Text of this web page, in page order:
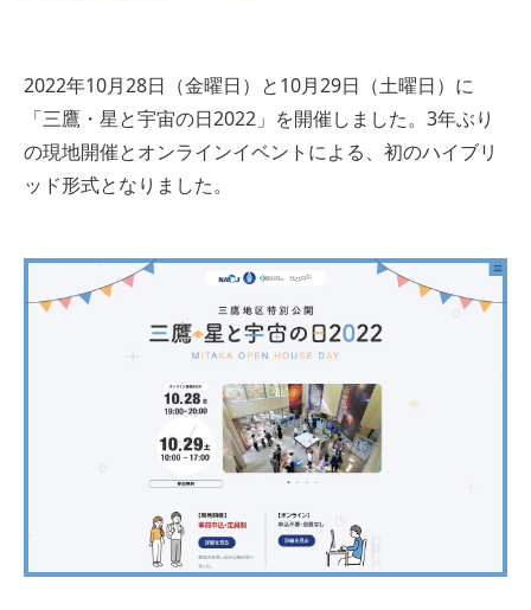
2022年10月28日（金曜日）と10月29日（土曜日）に
「三鷹・星と宇宙の日2022」を開催しました。3年ぶり
の現地開催とオンラインイベントによる、初のハイブリ
ッド形式となりました。